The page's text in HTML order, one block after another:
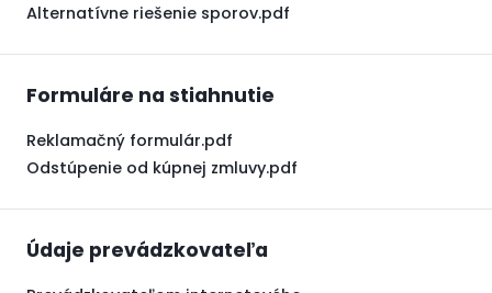
Alternatívne riešenie sporov.pdf
Formuláre na stiahnutie
Reklamačný formulár.pdf
Odstúpenie od kúpnej zmluvy.pdf
Údaje prevádzkovateľa